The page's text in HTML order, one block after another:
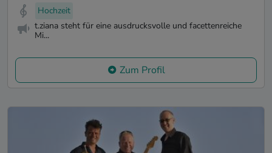
Hochzeit
t.ziana steht für eine ausdrucksvolle und facettenreiche
Mi...
Zum Profil